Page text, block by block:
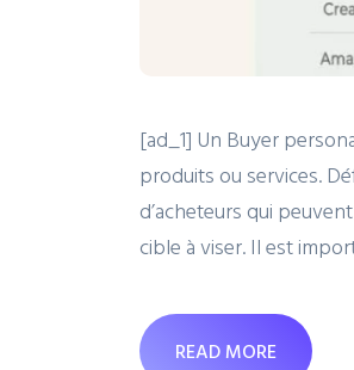
[ad_1] Un Buyer
produits ou services.
d’acheteurs qui
cible à viser. Il est
READ MORE